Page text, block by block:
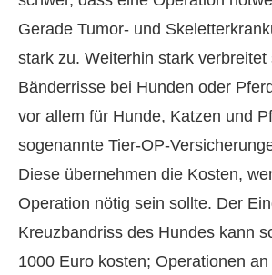
Gerade Tumor- und
stark zu. Weiterhin stark verbreitet
Bänderrisse bei Hunden oder
vor allem für Hunde, Katzen und
sogenannte Tier-OP-
Diese übernehmen die Kosten,
Operation nötig sein sollte. Der
Kreuzbandriss des Hundes kann
1000 Euro kosten; Operationen